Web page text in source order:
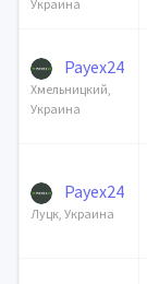
Украина
Payex24
Хмельницкий,
Украина
Payex24
Луцк, Украина